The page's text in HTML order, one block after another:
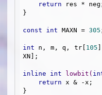
return res *
}
const int MAXN = 305
int n, m, q, tr[ 105
XN];
inline int lowbit (
return x & -x;
}